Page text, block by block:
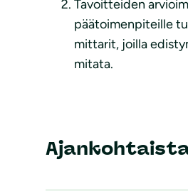
Tavoitteiden
päätoimenpiteille
mittarit, joilla
mitata.